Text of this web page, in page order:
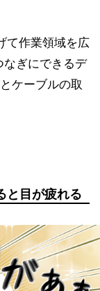
て作業領域を広
なぎにできるデ
ケーブルの取
と目が疲れる